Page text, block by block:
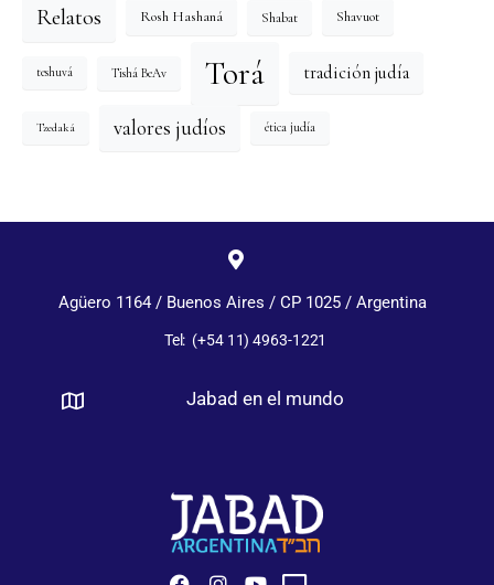
Relatos Rosh Hashaná Shabat Shavuot
teshuvá Tishá BeAv Torá tradición judía
Tzedaká valores judíos ética judía
Agüero 1164 / Buenos Aires / CP 1025 / Argentina
Tel: (+54 11) 4963-1221
Jabad en el mundo